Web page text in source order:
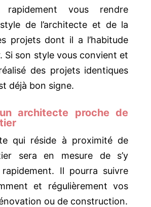
vous rendre
de l’architecte et de la
projets dont il a l’habitude
Si son style vous convient et
des projets identiques
déjà bon signe.
architecte proche de
qui réside à proximité de
sera en mesure de s’y
Il pourra suivre
et régulièrement vos
ou de construction.